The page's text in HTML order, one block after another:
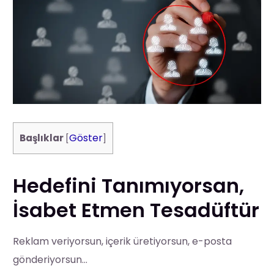
Başlıklar [Göster
Hedefini Tanımıyorsan,
İsabet Etmen Tesadüftür
Reklam veriyorsun, içerik üretiyorsun, e-posta
gönderiyorsun…